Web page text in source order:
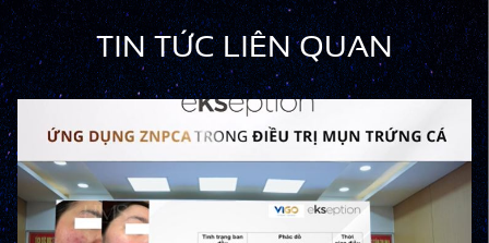
TIN TỨC LIÊN QUAN